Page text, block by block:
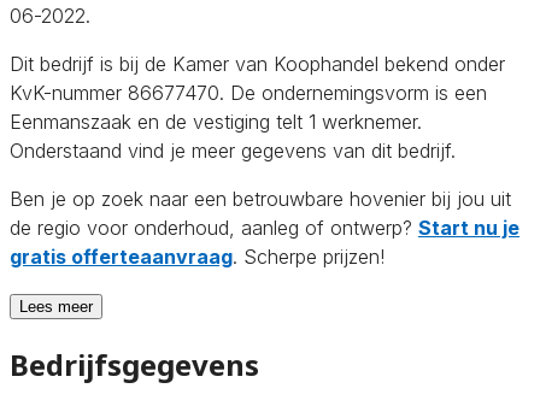
06-2022.
Dit bedrijf is bij de Kamer van Koophandel bekend onder
KvK-nummer 86677470. De ondernemingsvorm is een
Eenmanszaak en de vestiging telt 1 werknemer.
Onderstaand vind je meer gegevens van dit bedrijf.
Ben je op zoek naar een betrouwbare hovenier bij jou uit
de regio voor onderhoud, aanleg of ontwerp? Start nu je
gratis offerteaanvraag. Scherpe prijzen!
Lees meer
Bedrijfsgegevens